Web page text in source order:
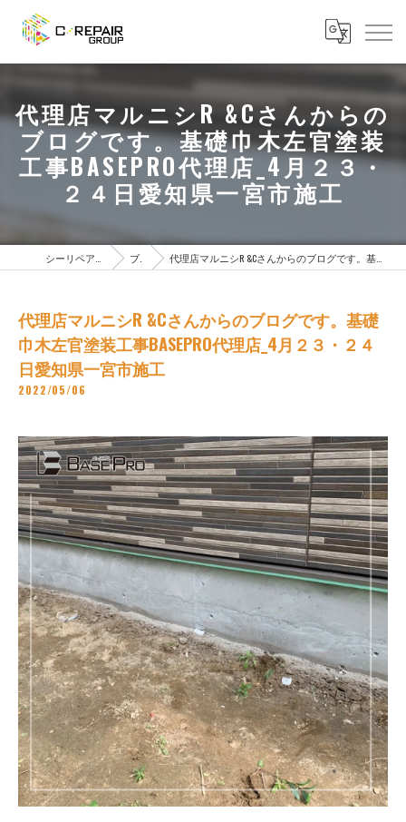
代理店マルニシR &Cさんからの
ブログです。基礎巾木左官塗装
工事BASEPRO代理店_4月２３・
２４日愛知県一宮市施工
ブログ 代理店マルニシR &Cさんからのブログです。基礎巾木左官塗装工事BASEPRO代理店_4月２３・２４日愛知県一宮市施工
代理店マルニシR &Cさんからのブログです。基礎
巾木左官塗装工事BASEPRO代理店_4月２３・２４
日愛知県一宮市施工
2022/05/06